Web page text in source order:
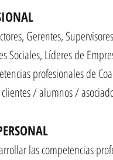
Gerentes,
Sociales, Líderes de
profesionales de
clientes / alumnos /
las competencias